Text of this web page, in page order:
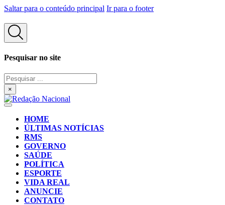
Saltar para o conteúdo principal Ir para o footer
Pesquisar no site
Pesquisar
...×
HOME
ÚLTIMAS NOTÍCIAS
RMS
GOVERNO
SAÚDE
POLÍTICA
ESPORTE
VIDA REAL
ANUNCIE
CONTATO